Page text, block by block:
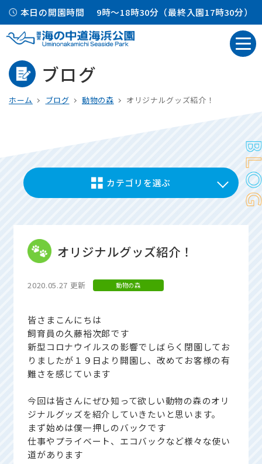
本日の開園時間 9時～18時30分（最終入園17時30分）
ブログ
ホーム ブログ 動物の森 オリジナルグッズ紹介！
カテゴリを選ぶ
オリジナルグッズ紹介！
2020.05.27 更新 動物の森
皆さまこんにちは
飼育員の久藤裕次郎です
新型コロナウイルスの影響でしばらく閉園してお
りましたが１９日より開園し、改めてお客様の有
難さを感じています
今回は皆さんにぜひ知って欲しい動物の森のオリ
ジナルグッズを紹介していきたいと思います。
まず始めは僕一押しのバックです
仕事やプライベート、エコバックなど様々な使い
道があります